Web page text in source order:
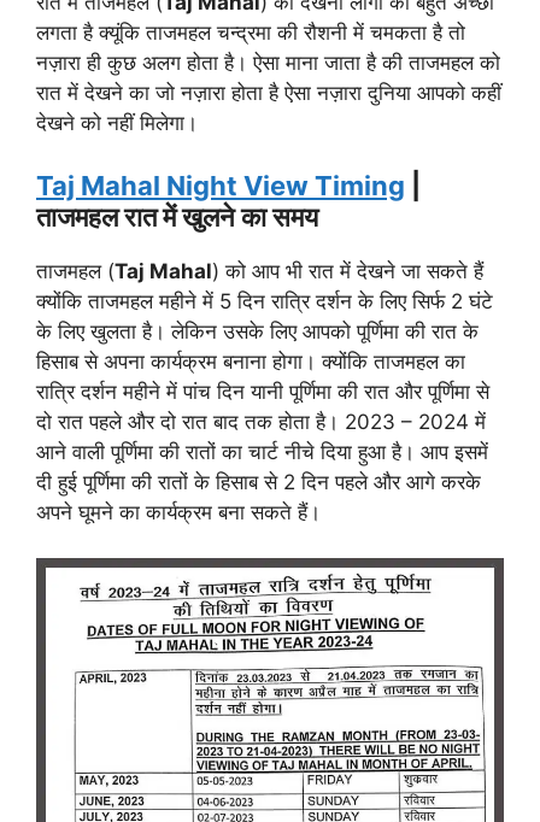
लगता है क्यूंकि ताजमहल चन्द्रमा की रौशनी में चमकता है तो
नज़ारा ही कुछ अलग होता है। ऐसा माना जाता है की ताजमहल को
रात में देखने का जो नज़ारा होता है ऐसा नज़ारा दुनिया आपको कहीं
देखने को नहीं मिलेगा।
Taj Mahal Night View Timing
ताजमहल रात में खुलने का समय
ताजमहल (Taj Mahal) को आप भी रात में देखने जा सकते हैं
क्योंकि ताजमहल महीने में 5 दिन रात्रि दर्शन के लिए सिर्फ 2 घंटे
के लिए खुलता है। लेकिन उसके लिए आपको पूर्णिमा की रात के
हिसाब से अपना कार्यक्रम बनाना होगा। क्योंकि ताजमहल का
रात्रि दर्शन महीने में पांच दिन यानी पूर्णिमा की रात और पूर्णिमा से
दो रात पहले और दो रात बाद तक होता है। 2023 – 2024 में
आने वाली पूर्णिमा की रातों का चार्ट नीचे दिया हुआ है। आप इसमें
दी हुई पूर्णिमा की रातों के हिसाब से 2 दिन पहले और आगे करके
अपने घूमने का कार्यक्रम बना सकते हैं।